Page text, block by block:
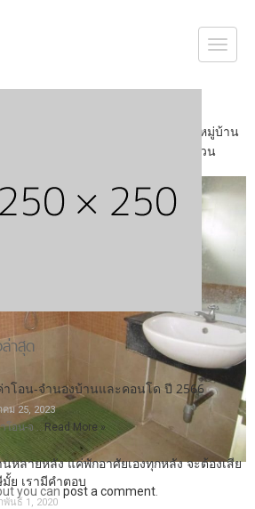
D0BBB0D17D0C
ขายบ้านเดี่ยว 2 ชั้น หมู่บ้าน
บุรีรมย์ ประชาอุทิศ ทุ่งครุ ใกล้ทางด่วน
you can post a comment
าสุด
าโอน-จำนองบ้านและคอนโด ปี 2566
ม 25, 2023
โอน-จ … Read More »
หลายหลัง แค่พักอาศัยเองทุกหลัง จะต้องเสีย
ย เรามีคำตอบ
พันธ์ 1, 2020